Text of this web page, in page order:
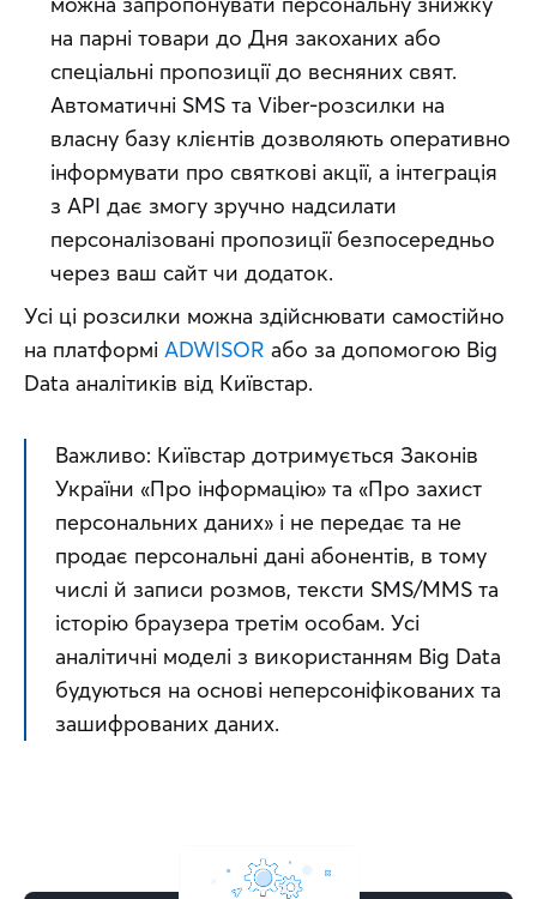
на парні товари до Дня закоханих або
спеціальні пропозиції до весняних свят.
Автоматичні SMS та Viber-розсилки на
власну базу клієнтів дозволяють оперативно
інформувати про святкові акції, а інтеграція
з API дає змогу зручно надсилати
персоналізовані пропозиції безпосередньо
через ваш сайт чи додаток.
Усі ці розсилки можна здійснювати самостійно
на платформі ADWISOR або за допомогою Big
Data аналітиків від Київстар.
Важливо: Київстар дотримується Законів
України «Про інформацію» та «Про захист
персональних даних» і не передає та не
продає персональні дані абонентів, в тому
числі й записи розмов, тексти SMS/MMS та
історію браузера третім особам. Усі
аналітичні моделі з використанням Big Data
будуються на основі неперсоніфікованих та
зашифрованих даних.